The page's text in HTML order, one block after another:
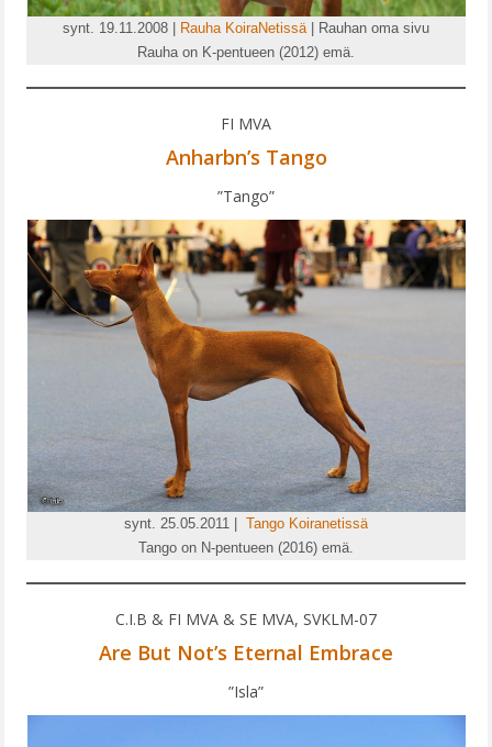
synt. 19.11.2008 | Rauha KoiraNetissä| Rauhan oma sivu
Rauha on K-pentueen (2012) emä.
FI MVA
Anharbn’s Tango
”Tango”
synt. 25.05.2011 | Tango Koiranetissä
Tango on N-pentueen (2016) emä.
C.I.B & FI MVA & SE MVA, SVKLM-07
Are But Not’s Eternal Embrace
”Isla”